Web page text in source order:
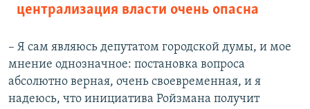
централизация власти очень опасна
– Я сам являюсь депутатом городской думы, и мое
мнение однозначное: постановка вопроса
абсолютно верная, очень своевременная, и я
надеюсь, что инициатива Ройзмана получит